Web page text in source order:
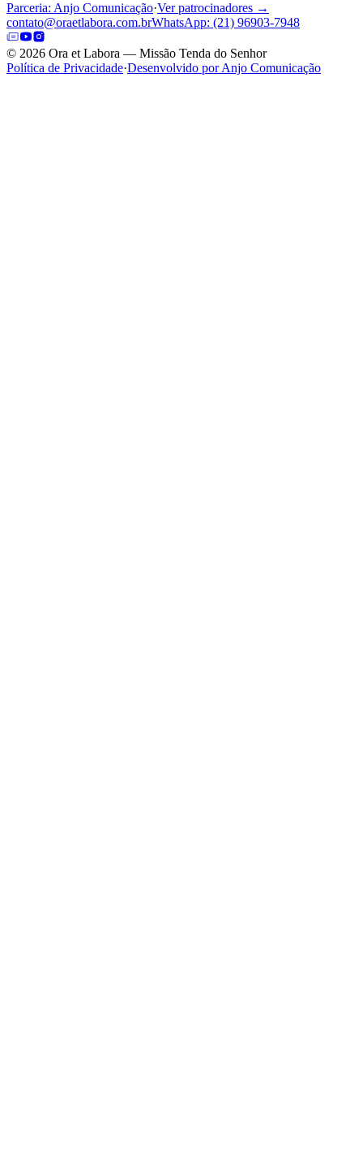
Parceria: Anjo Comunicação·Ver patrocinadores →
contato@oraetlabora.com.brWhatsApp: (21) 96903-7948
© 2026 Ora et Labora — Missão Tenda do Senhor
Política de Privacidade·Desenvolvido por Anjo Comunicação